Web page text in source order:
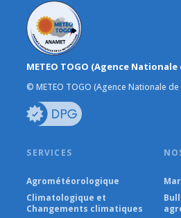
METEO TOGO (Agence
© METEO TOGO (Agence Nationale
SERVICES
Agrométéorologique
Climatologique et
Changements climatiques